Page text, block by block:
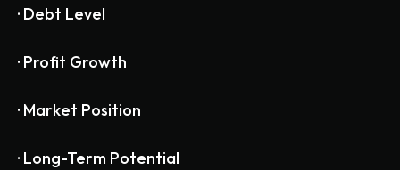
· Debt Level
· Profit Growth
· Market Position
· Long-Term Potential